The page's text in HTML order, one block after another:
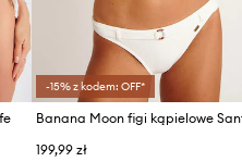
-15% z kodem: OFF*
Banana Moon figi kąpielowe
199,99 zł